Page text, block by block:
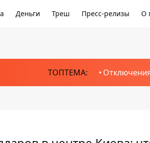
Деньги Треш Пресс-релизы О
ТОПТЕМА: